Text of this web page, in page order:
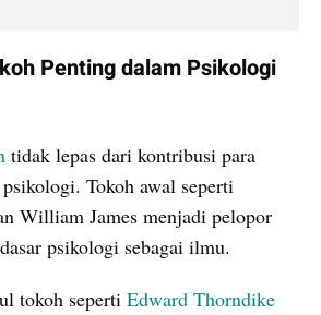
Penting dalam Psikologi
tidak lepas dari kontribusi para
William James menjadi pelopor
psikologi sebagai ilmu.
tokoh seperti Edward Thorndike